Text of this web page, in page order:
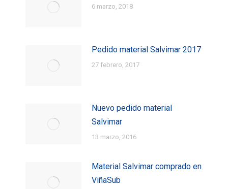
6 marzo, 2018
Pedido material Salvimar 2017
27 febrero, 2017
Nuevo pedido material
Salvimar
13 marzo, 2016
Material Salvimar comprado en
ViñaSub